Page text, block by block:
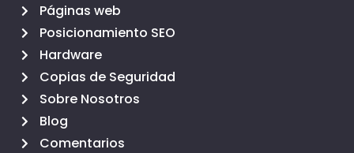
Páginas web
Posicionamiento SEO
Hardware
Copias de Seguridad
Sobre Nosotros
Blog
Comentarios